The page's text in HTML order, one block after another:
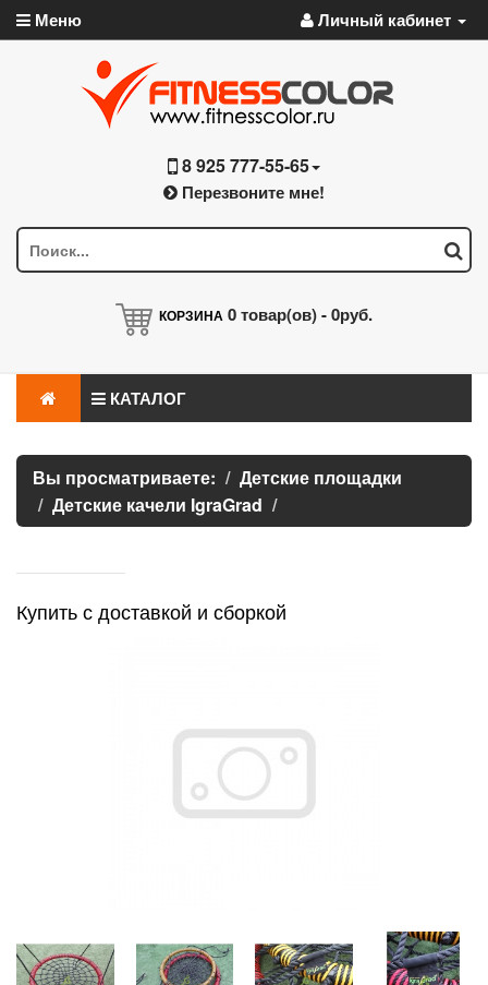
Меню Личный кабинет
8 925 777-55-65
Перезвоните мне!
КОРЗИНА 0товар(ов) -0руб.
КАТАЛОГ
Вы просматриваете:
Детские площадки
Детские качели IgraGrad
Купить с доставкой и сборкой